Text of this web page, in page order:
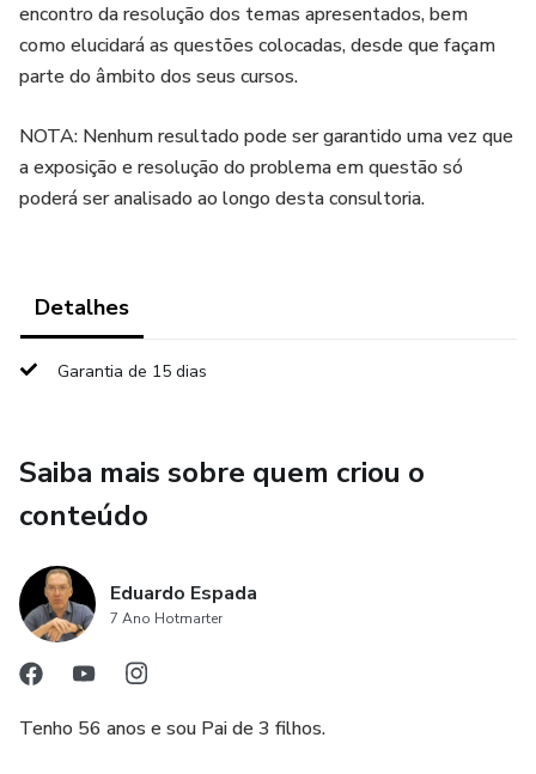
encontro da resolução dos temas apresentados, bem
como elucidará as questões colocadas, desde que façam
parte do âmbito dos seus cursos.
NOTA: Nenhum resultado pode ser garantido uma vez que
a exposição e resolução do problema em questão só
poderá ser analisado ao longo desta consultoria.
Detalhes
Garantia de 15 dias
Saiba mais sobre quem criou o
conteúdo
Eduardo Espada
7 Ano Hotmarter
Tenho 56 anos e sou Pai de 3 filhos.